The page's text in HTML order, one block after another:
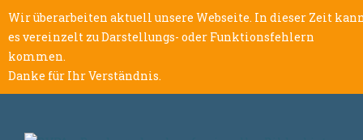
Wir überarbeiten aktuell unsere Webseite. In dieser Zeit
es vereinzelt zu Darstellungs- oder Funktionsfehlern
kommen.
Danke für Ihr Verständnis.